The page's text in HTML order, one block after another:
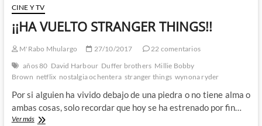
a
televisión
y
ella
a
lo
de
los
80
CINE Y TV
¡¡HA VUELTO STRANGER THINGS!!
M'Rabo Mhulargo 27/10/2017
22 comentarios
años 80 David Harbour Duffer brothers Millie Bobby
Brown netflix nostalgia ochentera stranger things wynona ryder
Por si alguien ha vivido debajo de una piedra o no tiene alma o
ambas cosas, solo recordar que hoy se ha estrenado por fin…
Ver más¡¡HA